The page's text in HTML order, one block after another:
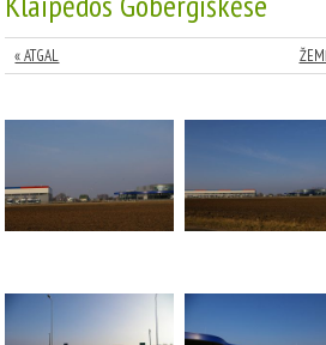
« ATGAL